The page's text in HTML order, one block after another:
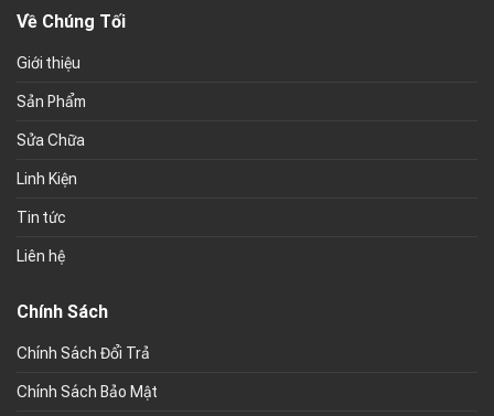
Về Chúng Tối
Giới thiệu
Sản Phẩm
Sửa Chữa
Linh Kiện
Tin tức
Liên hệ
Chính Sách
Chính Sách Đổi Trả
Chính Sách Bảo Mật